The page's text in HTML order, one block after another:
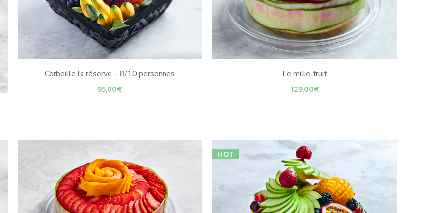
Corbeille la réserve – 8/10 personnes
95,00€
Le mille-fruit
129,00€
HOT